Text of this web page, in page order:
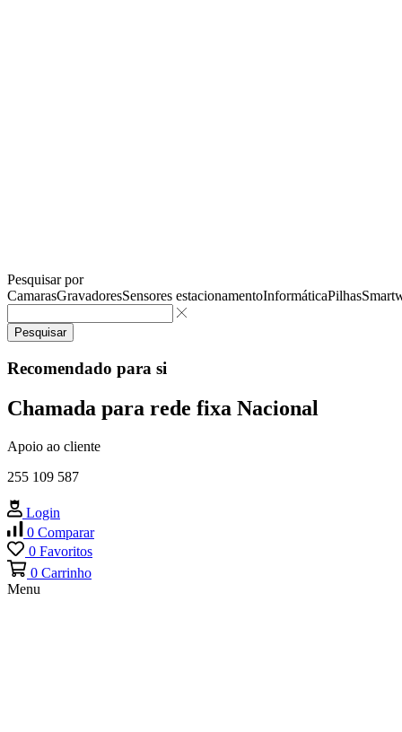
Pesquisar por
CamarasGravadoresSensores estacionamentoInformáticaPilhas
Pesquisar
Recomendado para si
Chamada para rede fixa Nacional
Apoio ao cliente
255 109 587
Login
0 Comparar
0 Favoritos
0 Carrinho
Menu